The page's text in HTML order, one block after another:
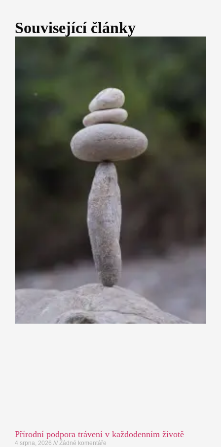
Související články
Přírodní podpora trávení v každodenním životě
4 srpna, 2026 Žádné komentáře